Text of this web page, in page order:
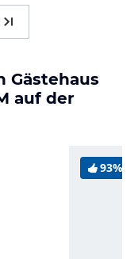
Gästehaus
auf der
93%